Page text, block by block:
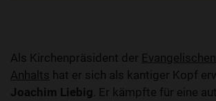
Als Kirchenpräsident der
Anhalts hat er sich als kantiger Kopf
Joachim Liebig . Er kämpfte für eine